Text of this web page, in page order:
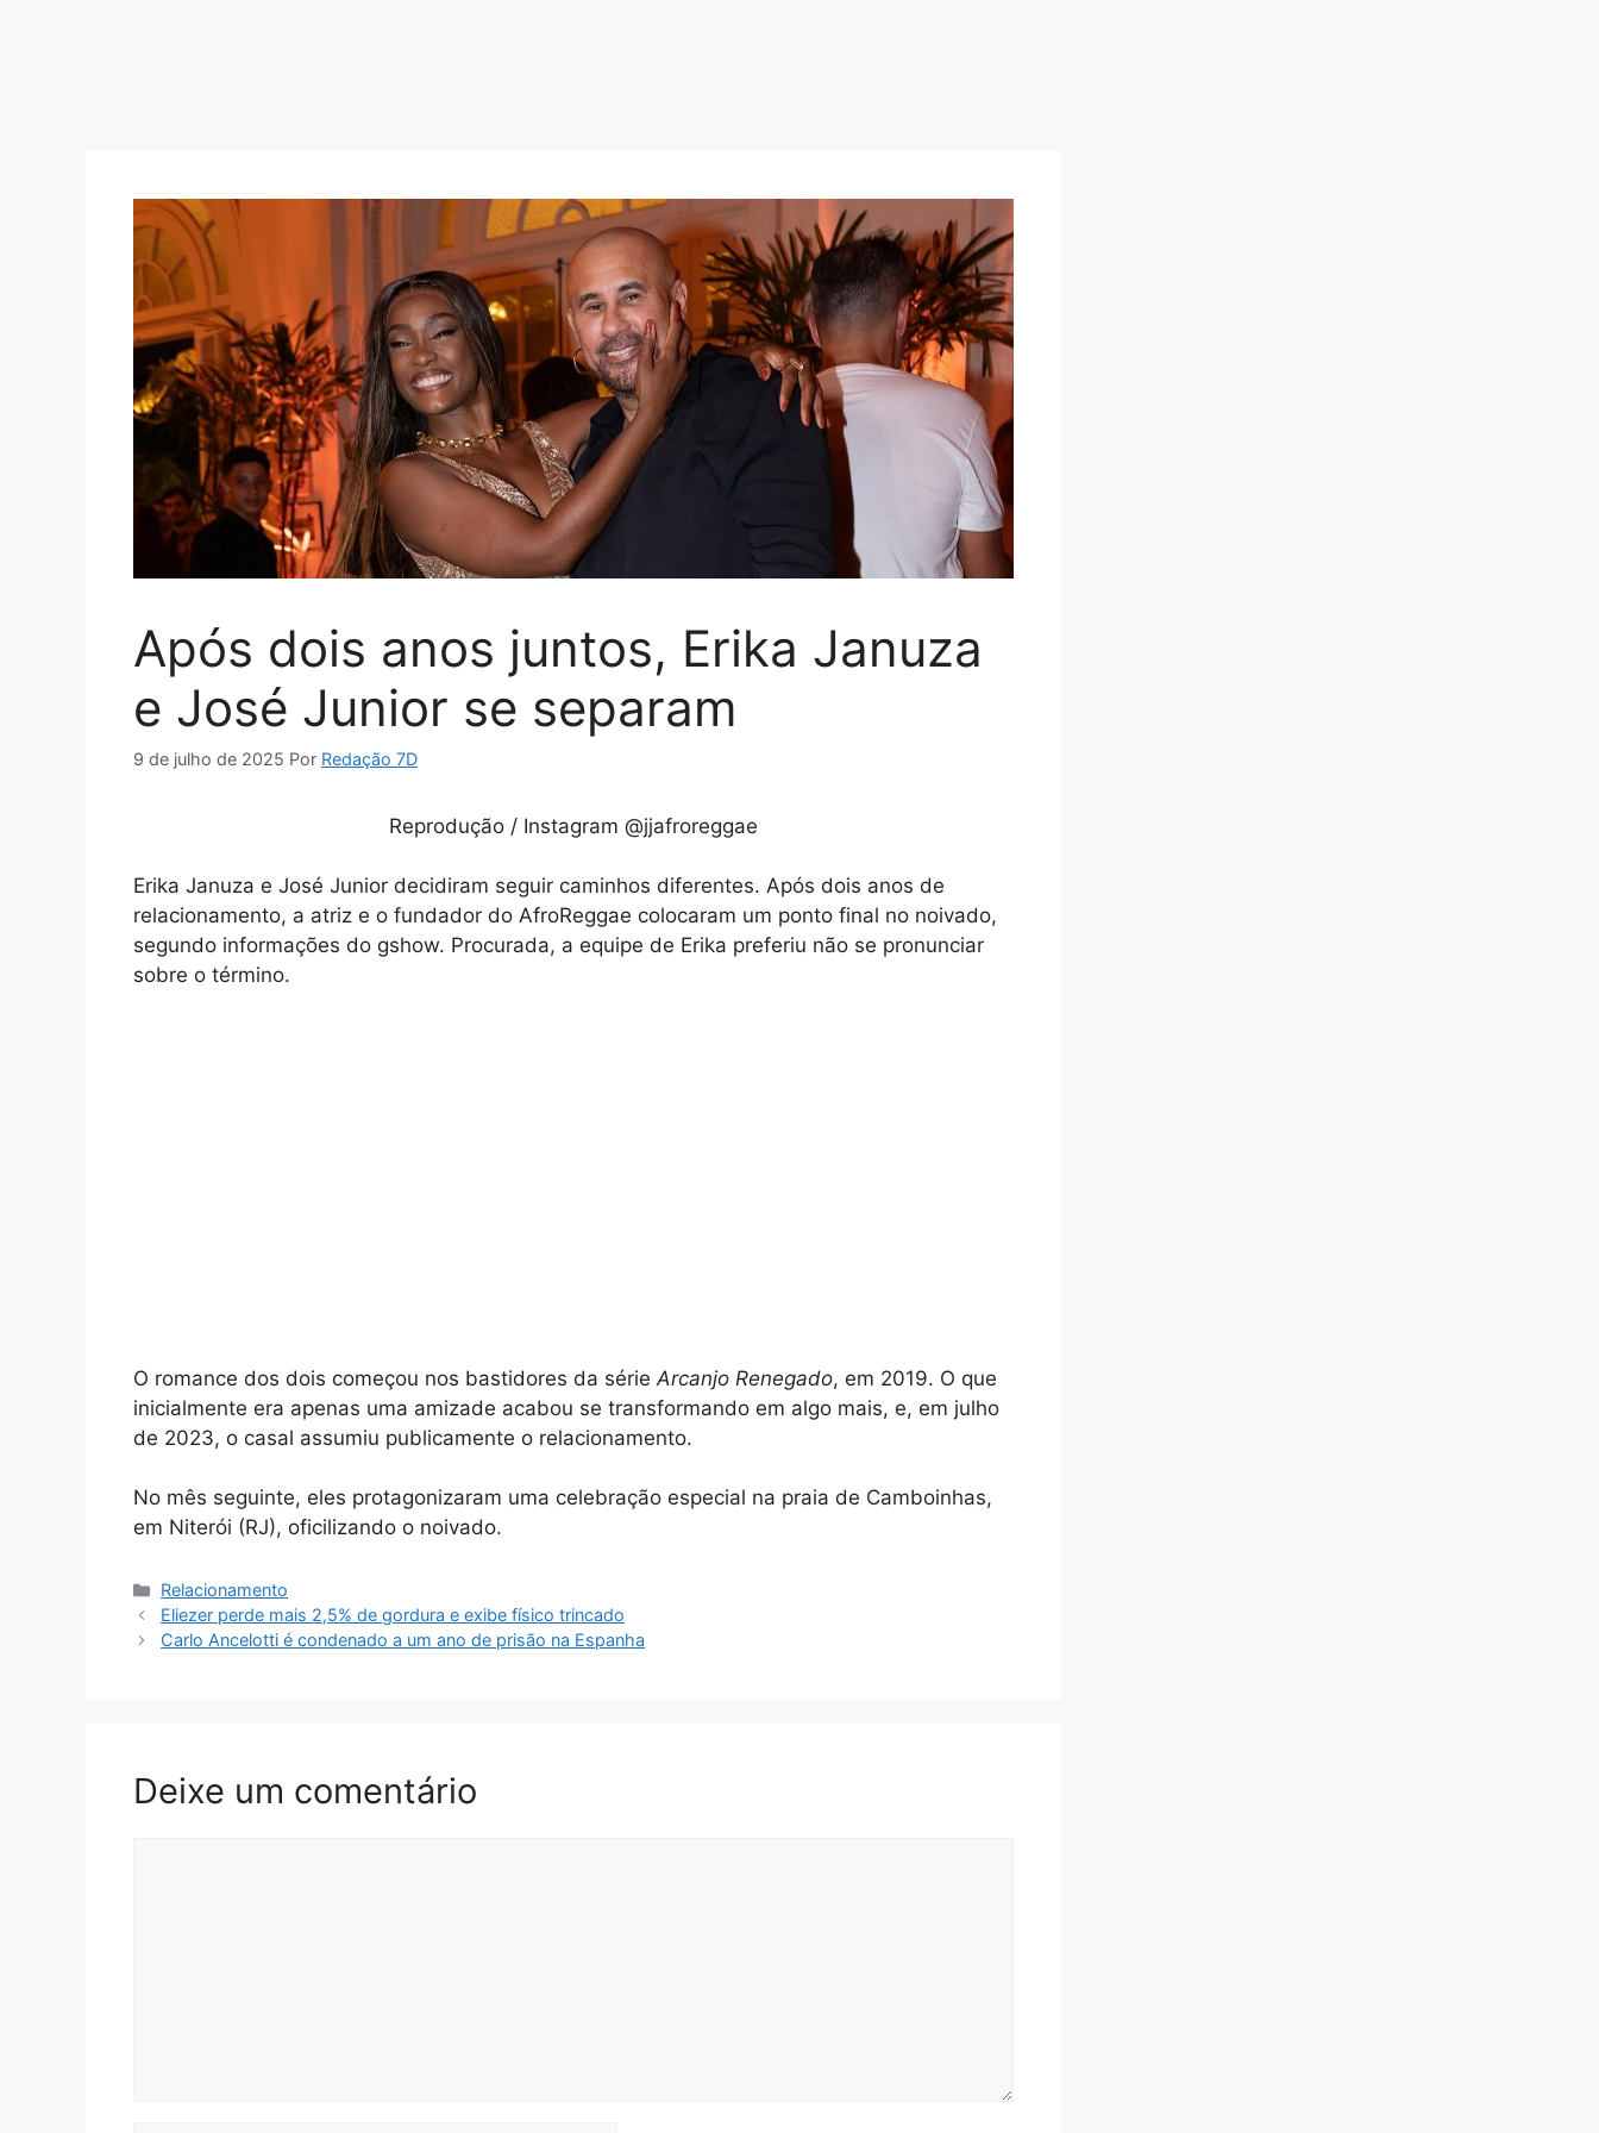
Após dois anos juntos, Erika Januza
e José Junior se separam
9 de julho de 2025 Por Redação 7D
Reprodução / Instagram @jjafroreggae
Erika Januza e José Junior decidiram seguir caminhos diferentes. Após dois anos de
relacionamento, a atriz e o fundador do AfroReggae colocaram um ponto final no noivado,
segundo informações do gshow. Procurada, a equipe de Erika preferiu não se pronunciar
sobre o término.
O romance dos dois começou nos bastidores da série Arcanjo Renegado, em 2019. O que
inicialmente era apenas uma amizade acabou se transformando em algo mais, e, em julho
de 2023, o casal assumiu publicamente o relacionamento.
No mês seguinte, eles protagonizaram uma celebração especial na praia de Camboinhas,
em Niterói (RJ), oficilizando o noivado.
Categorias
Relacionamento
Eliezer perde mais 2,5% de gordura e exibe físico trincado
Carlo Ancelotti é condenado a um ano de prisão na Espanha
Deixe um comentário